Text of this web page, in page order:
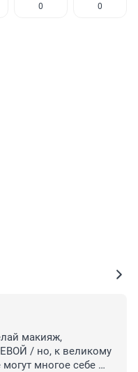
0 0
макияж,
/ но, к великому
многое себе